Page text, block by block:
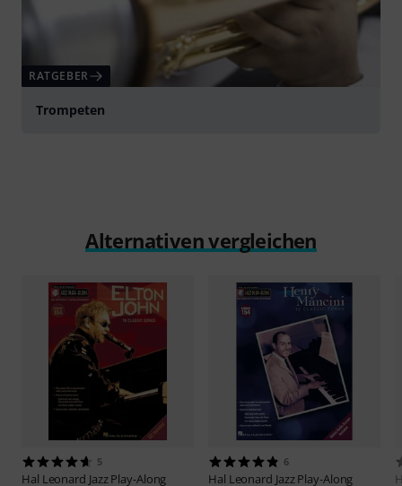
RATGEBER
Trompeten
Alternativen vergleichen
5
Hal Leonard Jazz Play-Along
6
Hal Leonard Jazz Play-Along